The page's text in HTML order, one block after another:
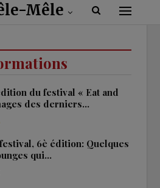
Mêle
du festival « Eat and
des derniers…
6è édition: Quelques
qui…